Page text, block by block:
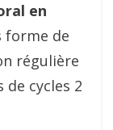
en
forme de
régulière
cycles 2